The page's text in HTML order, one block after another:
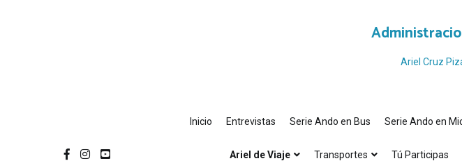
Ariel Cruz
Inicio Entrevistas Serie Ando en Bus Serie Ando en
Ariel de Viaje Transportes Tú Participas